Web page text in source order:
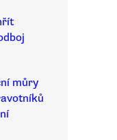
můry